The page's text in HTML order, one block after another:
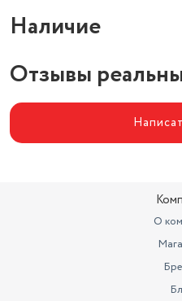
Наличие
Отзывы
О